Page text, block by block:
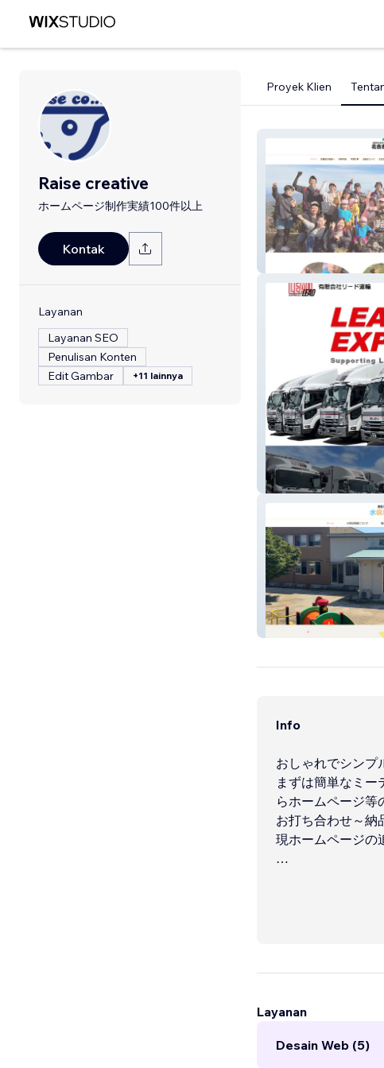
Raise creative
ホームページ制作実績100件以上
Kontak
Layanan
Layanan SEO
Penulisan Konten
Edit Gambar
+11 lainnya
Proyek Klien
北合志保育園
有限会社リード運輸
認定こども園 水俣幼
Info
おしゃれでシンプ
まずは簡単なミ
らホームページ等
お打ち合わせ～納
現ホームページの
Layanan
Desain Web (5)